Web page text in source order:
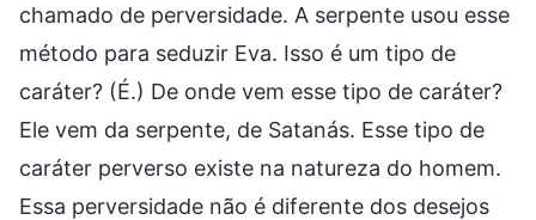
chamado de perversidade. A serpente usou esse
método para seduzir Eva. Isso é um tipo de
caráter? (É.) De onde vem esse tipo de caráter?
Ele vem da serpente, de Satanás. Esse tipo de
caráter perverso existe na natureza do homem.
Essa perversidade não é diferente dos desejos